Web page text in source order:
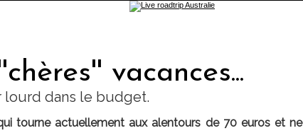
vacances...
lourd dans le budget.
tourne actuellement aux alentours de 70 euros et ne